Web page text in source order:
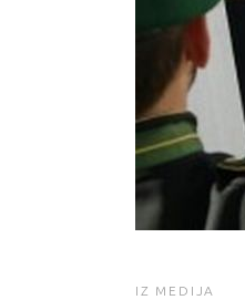
IZ MEDIJA